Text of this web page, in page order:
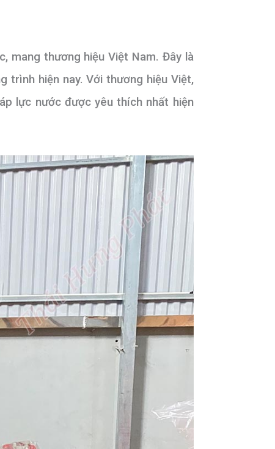
mang thương hiệu Việt Nam. Đây là
trình hiện nay. Với thương hiệu Việt,
lực nước được yêu thích nhất hiện